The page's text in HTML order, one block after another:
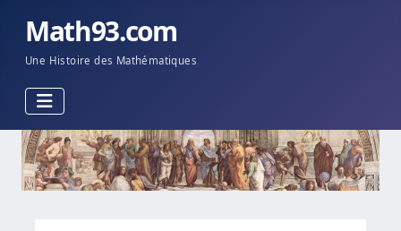
Math93.com
Une Histoire des Mathématiques